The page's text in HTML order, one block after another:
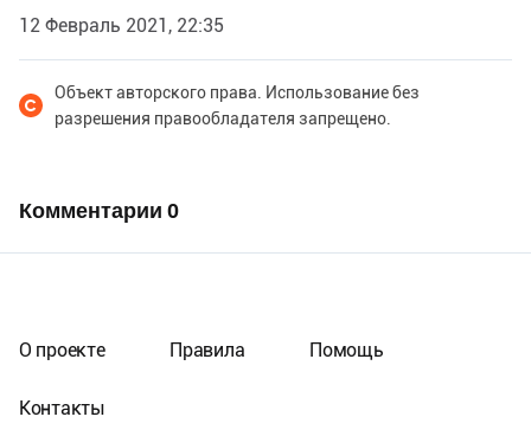
12 Февраль 2021, 22:35
Объект авторского права. Использование без
разрешения правообладателя запрещено.
Комментарии 0
О проекте Правила Помощь
Контакты